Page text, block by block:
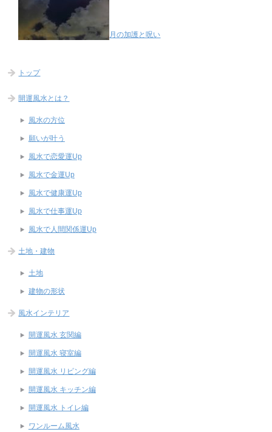
月の加護と呪い
トップ
開運風水とは？
風水の方位
願いが叶う
風水で恋愛運Up
風水で金運Up
風水で健康運Up
風水で仕事運Up
風水で人間関係運Up
土地・建物
土地
建物の形状
風水インテリア
開運風水 玄関編
開運風水 寝室編
開運風水 リビング編
開運風水 キッチン編
開運風水 トイレ編
ワンルーム風水